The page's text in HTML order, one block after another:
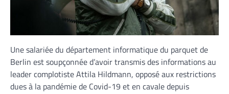
Une salariée du département informatique du parquet de
Berlin est soupçonnée d’avoir transmis des informations au
leader complotiste Attila Hildmann, opposé aux restrictions
dues à la pandémie de Covid-19 et en cavale depuis